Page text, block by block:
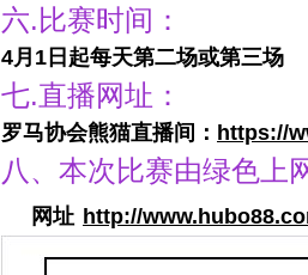
六.比赛时间：
4月1日起每天第二场或第三场
七.直播网址：
罗马协会熊猫直播间： https://
八、本次比赛由绿色上
网址 http://